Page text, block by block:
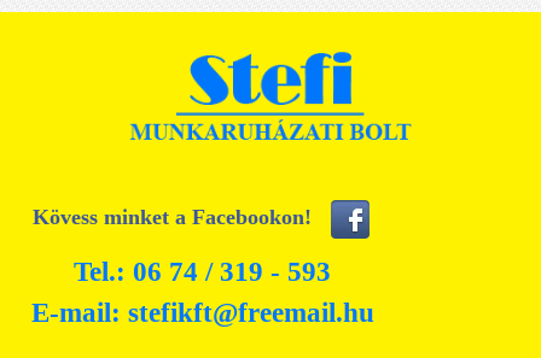
Kövess minket a Facebookon!
Tel.: 06 74 / 319 - 593
E-mail: stefikft@freemail.hu